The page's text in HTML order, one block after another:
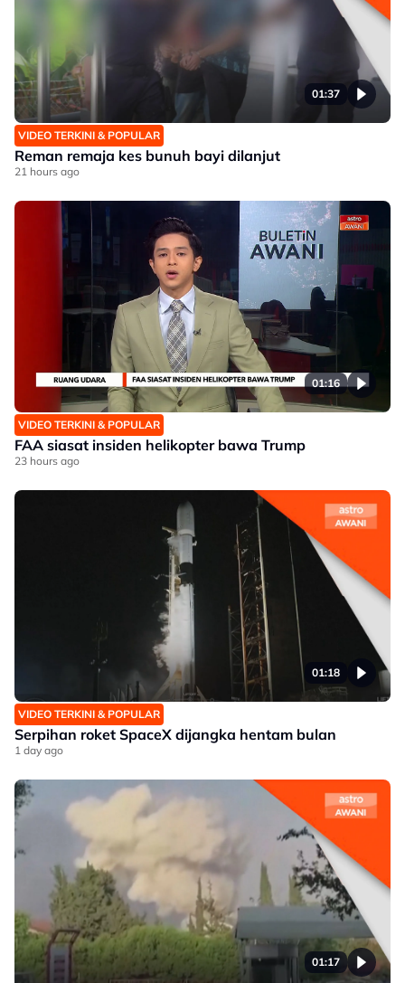
01:37
VIDEO TERKINI & POPULAR
Reman remaja kes bunuh bayi dilanjut
21 hours ago
01:16
VIDEO TERKINI & POPULAR
FAA siasat insiden helikopter bawa Trump
23 hours ago
01:18
VIDEO TERKINI & POPULAR
Serpihan roket SpaceX dijangka hentam bulan
1 day ago
01:17